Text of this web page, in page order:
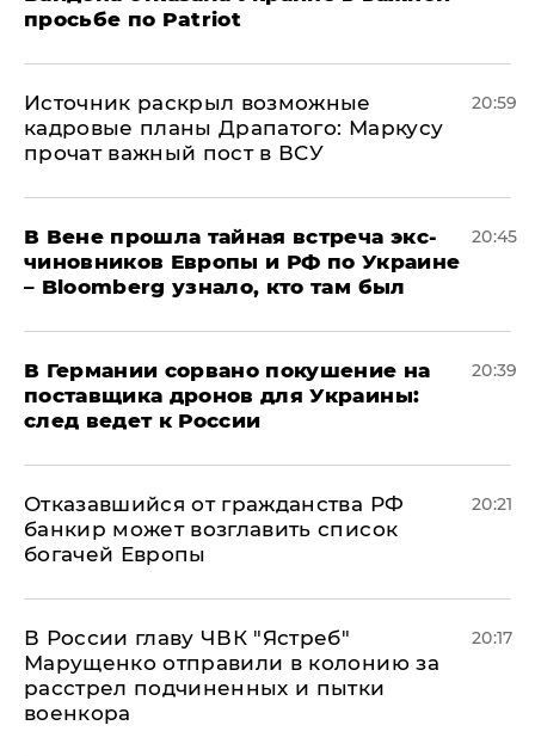
просьбе по Patriot
​Источник раскрыл возможные
кадровые планы Драпатого: Маркусу
прочат важный пост в ВСУ
20:59
В Вене прошла тайная встреча экс-
чиновников Европы и РФ по Украине
– Bloomberg узнало, кто там был
20:45
​В Германии сорвано покушение на
поставщика дронов для Украины:
след ведет к России
20:39
Отказавшийся от гражданства РФ
банкир может возглавить список
богачей Европы
20:21
В России главу ЧВК "Ястреб"
Марущенко отправили в колонию за
расстрел подчиненных и пытки
военкора
20:17